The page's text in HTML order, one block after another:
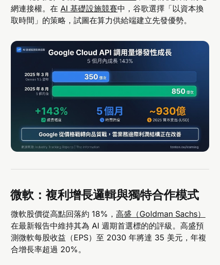
網連接權。在 AI 基礎設施競賽中，谷歌選擇「以資本換
取時間」的策略，試圖在算力供給端建立先發優勢。
微軟：複利增長邏輯與獨特合作模式
微軟股價從高點回落約 18%，高盛（Goldman Sachs）
在最新報告中維持其為 AI 週期首選標的的評級。高盛預
測微軟每股收益（EPS）至 2030 年將達 35 美元，年複
合增長率超過 20%。